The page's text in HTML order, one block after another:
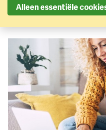
Deel dit artikel:
Alleen essentiële